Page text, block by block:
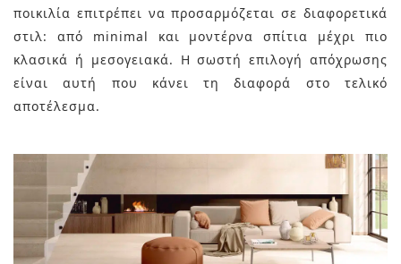
ποικιλία επιτρέπει να προσαρμόζεται σε διαφορετικά
στιλ: από minimal και μοντέρνα σπίτια μέχρι πιο
κλασικά ή μεσογειακά. Η σωστή επιλογή απόχρωσης
είναι αυτή που κάνει τη διαφορά στο τελικό
αποτέλεσμα.